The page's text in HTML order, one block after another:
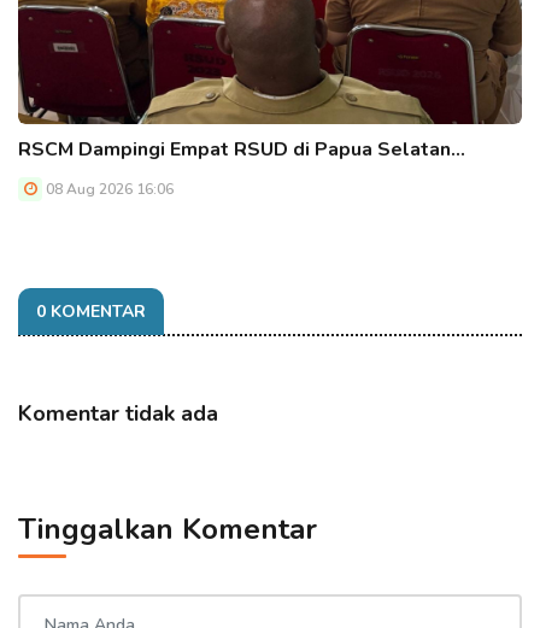
RSCM Dampingi Empat RSUD di Papua Selatan…
08 Aug 2026 16:06
0 KOMENTAR
Komentar tidak ada
Tinggalkan Komentar